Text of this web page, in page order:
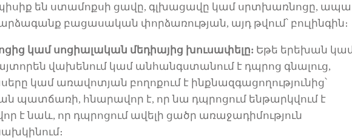
են ստամոքսի ցավը, գլխացավը կամ սրտխառնոցը, ապա
բացասական փորձառության, այդ թվում՝ բուլինգին։
կամ սոցիալական մեդիայից խուսափելը: Եթե երեխան
վախենում կամ անհանգստանում է դպրոց գնալուց,
կամ առավոտյան բողոքում է ինքնազգացողությունից՝
պատճառի, հնարավոր է, որ նա դպրոցում ենթարկվում է
է նաև, որ դպրոցում ավելի ցածր առաջադիմություն